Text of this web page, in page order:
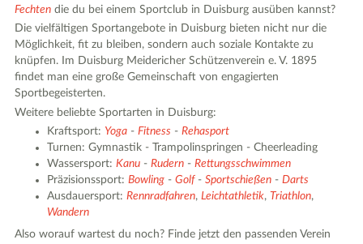
Fechten die du bei einem Sportclub in Duisburg ausüben kannst?
Die vielfältigen Sportangebote in Duisburg bieten nicht nur die
Möglichkeit, fit zu bleiben, sondern auch soziale Kontakte zu
knüpfen. Im Duisburg Meidericher Schützenverein e. V. 1895
findet man eine große Gemeinschaft von engagierten
Sportbegeisterten.
Weitere beliebte Sportarten in Duisburg:
Kraftsport: Yoga -Fitness -Rehasport
Turnen: Gymnastik - Trampolinspringen - Cheerleading
Wassersport:Kanu -Rudern -Rettungsschwimmen
Präzisionssport:Bowling -Golf-Sportschießen -Darts
Ausdauersport:Rennradfahren,Leichtathletik, Triathlon,
Wandern
Also worauf wartest du noch? Finde jetzt den passenden Verein